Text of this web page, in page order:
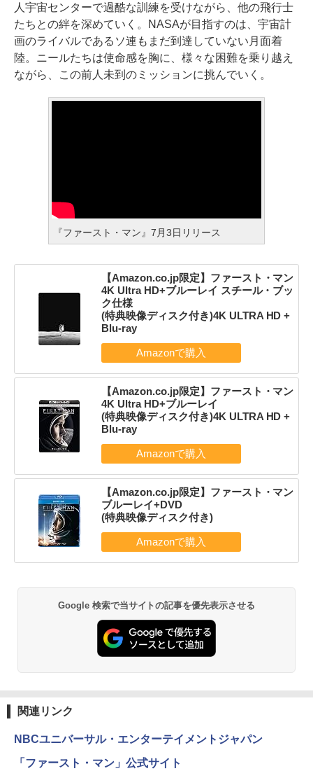
人宇宙センターで過酷な訓練を受けながら、他の飛行士
たちとの絆を深めていく。NASAが目指すのは、宇宙計
画のライバルであるソ連もまだ到達していない月面着
陸。ニールたちは使命感を胸に、様々な困難を乗り越え
ながら、この前人未到のミッションに挑んでいく。
『ファースト・マン』7月3日リリース
【Amazon.co.jp限定】ファースト・マン
4K Ultra HD+ブルーレイ スチール・ブッ
ク仕様
(特典映像ディスク付き)4K ULTRA HD +
Blu-ray
【Amazon.co.jp限定】ファースト・マン
4K Ultra HD+ブルーレイ
(特典映像ディスク付き)4K ULTRA HD +
Blu-ray
【Amazon.co.jp限定】ファースト・マン
ブルーレイ+DVD
(特典映像ディスク付き)
Google 検索で当サイトの記事を優先表示させる
関連リンク
NBCユニバーサル・エンターテイメントジャパン
「ファースト・マン」公式サイト